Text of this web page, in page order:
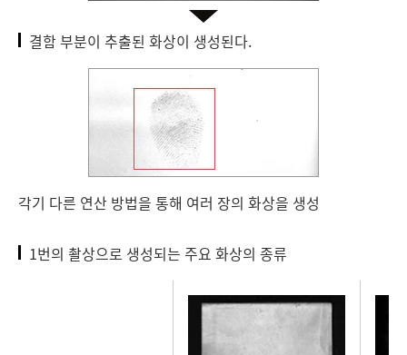
결함 부분이 추출된 화상이 생성된다.
각기 다른 연산 방법을 통해 여러 장의 화상을 생성
1번의 촬상으로 생성되는 주요 화상의 종류